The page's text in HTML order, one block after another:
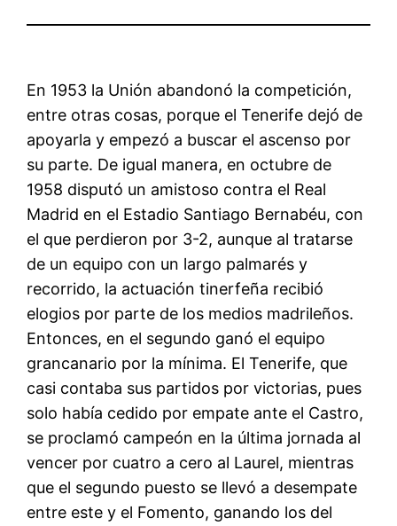
En 1953 la Unión abandonó la competición,
entre otras cosas, porque el Tenerife dejó de
apoyarla y empezó a buscar el ascenso por
su parte. De igual manera, en octubre de
1958 disputó un amistoso contra el Real
Madrid en el Estadio Santiago Bernabéu, con
el que perdieron por 3-2, aunque al tratarse
de un equipo con un largo palmarés y
recorrido, la actuación tinerfeña recibió
elogios por parte de los medios madrileños.
Entonces, en el segundo ganó el equipo
grancanario por la mínima. El Tenerife, que
casi contaba sus partidos por victorias, pues
solo había cedido por empate ante el Castro,
se proclamó campeón en la última jornada al
vencer por cuatro a cero al Laurel, mientras
que el segundo puesto se llevó a desempate
entre este y el Fomento, ganando los del